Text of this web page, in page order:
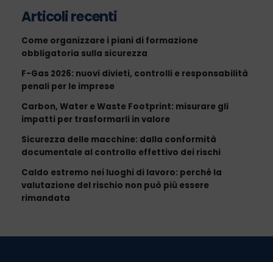
Articoli recenti
Come organizzare i piani di formazione
obbligatoria sulla sicurezza
F-Gas 2026: nuovi divieti, controlli e responsabilità
penali per le imprese
Carbon, Water e Waste Footprint: misurare gli
impatti per trasformarli in valore
Sicurezza delle macchine: dalla conformità
documentale al controllo effettivo dei rischi
Caldo estremo nei luoghi di lavoro: perché la
valutazione del rischio non può più essere
rimandata